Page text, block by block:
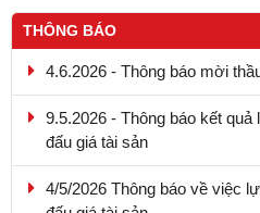
THÔNG BÁO
4.6.2026 - Thông báo mời
9.5.2026 - Thông báo kết
đấu giá tài sản
4/5/2026 Thông báo về việc